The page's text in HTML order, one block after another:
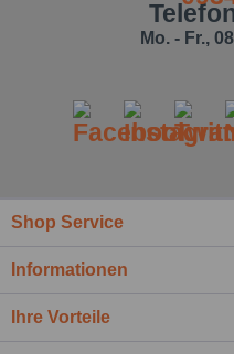
Mo. - Fr.,
Shop Service
Informationen
Ihre Vorteile